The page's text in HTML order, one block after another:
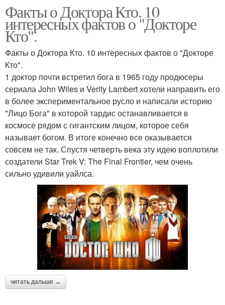
Факты о Доктора Кто. 10
интересных фактов о "Докторе
Кто".
Факты о Доктора Кто. 10 интересных фактов о "Докторе
Кто".
1 доктор почти встретил бога в 1965 году продюсеры
сериала John Wiles и Verity Lambert хотели направить его
в более экспериментальное русло и написали историю
"Лицо Бога" в которой тардис останавливается в
космосе рядом с гигантским лицом, которое себя
называет богом. В итоге конечно все оказывается
совсем не так. Спустя четверть века эту идею воплотили
создатели Star Trek V: The Final Frontier, чем очень
сильно удивили уайлса.
читать дальше →